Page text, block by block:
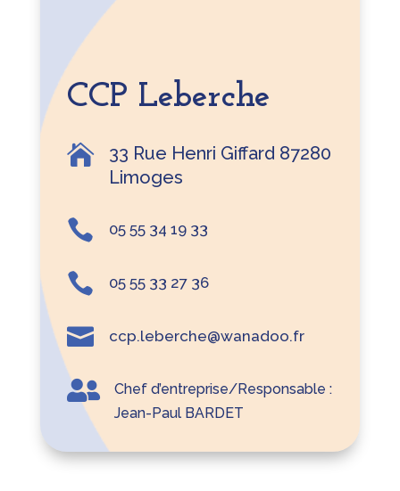
CCP Leberche

33 Rue Henri Giffard 87280
Limoges
 05 55 34 19 33
 05 55 33 27 36
 ccp.leberche@wanadoo.fr

Chef d’entreprise/Responsable :
Jean-Paul BARDET